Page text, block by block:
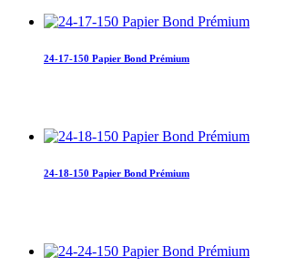
24-17-150 Papier Bond Prémium
24-18-150 Papier Bond Prémium